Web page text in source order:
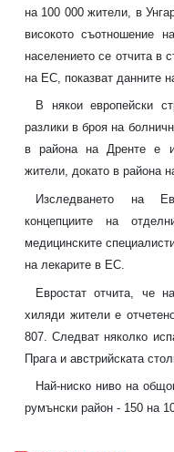
на 100 000 жители, в
високото съотношение
населението се отчита в
на ЕС, показват данните
В някои европейски
разлики в броя на
в района на Дренте е
жители, докато в района
Изследването на
концепциите на
медицинските
на лекарите в ЕС.
Евростат отчита, че
хиляди жители е
807. Следват няколко
Прага и австрийската
Най-ниско ниво на
румънски район - 150 на